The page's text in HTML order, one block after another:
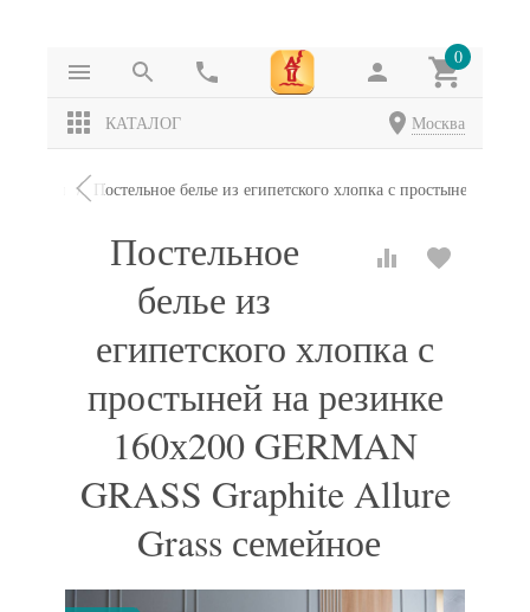
0
КАТАЛОГ Москва
Постельное белье из египетского хлопка с простыней на
Постельное
белье из
египетского хлопка с
простыней на резинке
160х200 GERMAN
GRASS Graphite Allure
Grass семейное